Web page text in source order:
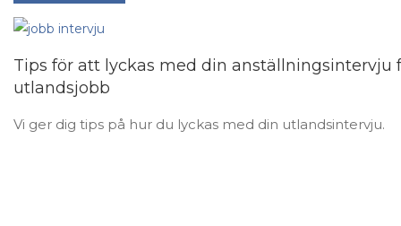
Tips för att lyckas med din anställningsintervju
utlandsjobb
Vi ger dig tips på hur du lyckas med din utlandsintervju.